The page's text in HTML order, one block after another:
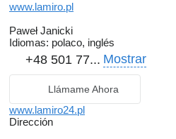
www.lamiro.pl
Paweł Janicki
Idiomas: polaco, inglés
+48 501 77... Mostrar
Llámame Ahora
www.lamiro24.pl
Dirección